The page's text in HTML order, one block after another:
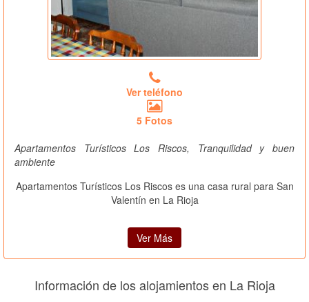
Ver teléfono
5 Fotos
Apartamentos Turísticos Los Riscos, Tranquilidad y buen
ambiente
Apartamentos Turísticos Los Riscos es una casa rural para San
Valentín en La Rioja
Ver Más
Información de los alojamientos en La Rioja